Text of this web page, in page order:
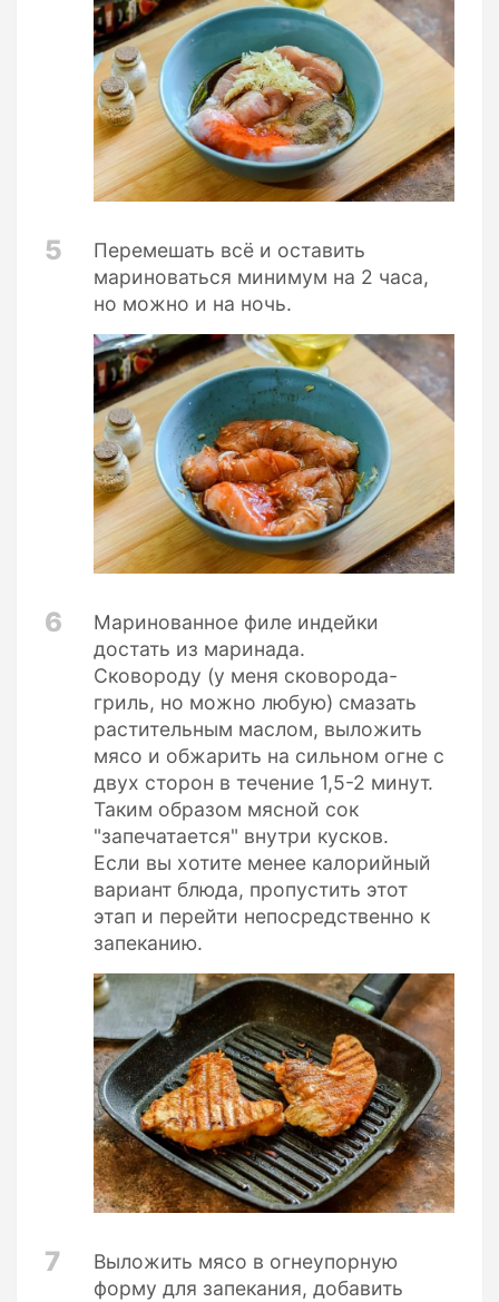
5
Перемешать всё и оставить
мариноваться минимум на 2 часа,
но можно и на ночь.
6
Маринованное филе индейки
достать из маринада.
Сковороду (у меня сковорода-
гриль, но можно любую) смазать
растительным маслом, выложить
мясо и обжарить на сильном огне с
двух сторон в течение 1,5-2 минут.
Таким образом мясной сок
"запечатается" внутри кусков.
Если вы хотите менее калорийный
вариант блюда, пропустить этот
этап и перейти непосредственно к
запеканию.
7
Выложить мясо в огнеупорную
форму для запекания, добавить